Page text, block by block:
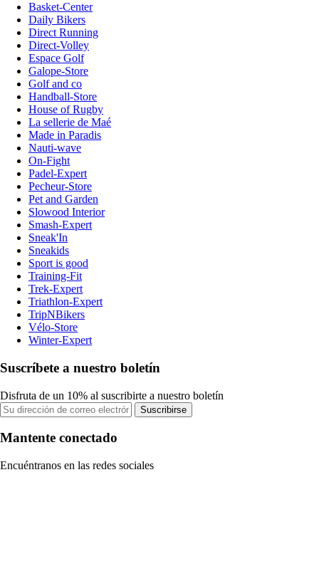
Basket-Center
Daily Bikers
Direct Running
Direct-Volley
Espace Golf
Galope-Store
Golf and co
Handball-Store
House of Rugby
La sellerie de Maé
Made in Paradis
Nauti-wave
On-Fight
Padel-Expert
Pecheur-Store
Pet and Garden
Slowood Interior
Smash-Expert
Sneak'In
Sneakids
Sport is good
Training-Fit
Trek-Expert
Triathlon-Expert
TripNBikers
Vélo-Store
Winter-Expert
Suscríbete a nuestro boletín
Disfruta de un 10% al suscribirte a nuestro boletín
Suscribirse
Mantente conectado
Encuéntranos en las redes sociales